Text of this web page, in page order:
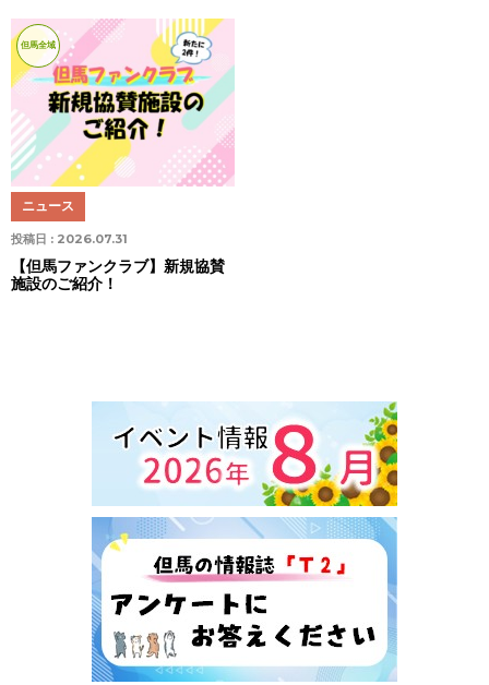
但馬全域
投稿日 : 2026.07.31
ニュース
【但馬ファンクラブ】新規協賛
施設のご紹介！